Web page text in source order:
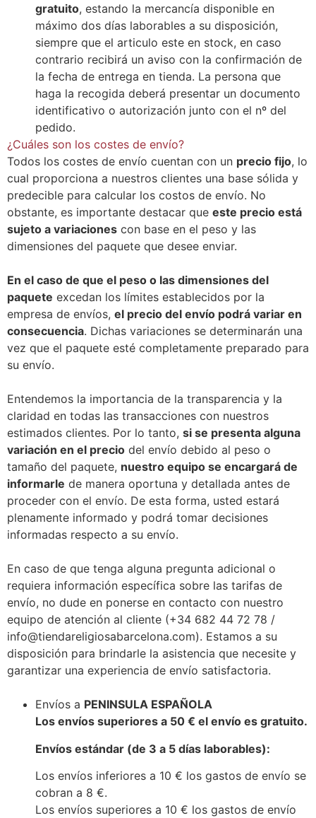
gratuito, estando la mercancía disponible en
máximo dos días laborables a su disposición,
siempre que el articulo este en stock, en caso
contrario recibirá un aviso con la confirmación de
la fecha de entrega en tienda. La persona que
haga la recogida deberá presentar un documento
identificativo o autorización junto con el nº del
pedido.
¿Cuáles son los costes de envío?
Todos los costes de envío cuentan con un precio fijo, lo
cual proporciona a nuestros clientes una base sólida y
predecible para calcular los costos de envío. No
obstante, es importante destacar que este precio está
sujeto a variaciones con base en el peso y las
dimensiones del paquete que desee enviar.
En el caso de que el peso o las dimensiones del
paquete excedan los límites establecidos por la
empresa de envíos, el precio del envío podrá variar en
consecuencia. Dichas variaciones se determinarán una
vez que el paquete esté completamente preparado para
su envío.
Entendemos la importancia de la transparencia y la
claridad en todas las transacciones con nuestros
estimados clientes. Por lo tanto, si se presenta alguna
variación en el precio del envío debido al peso o
tamaño del paquete, nuestro equipo se encargará de
informarle de manera oportuna y detallada antes de
proceder con el envío. De esta forma, usted estará
plenamente informado y podrá tomar decisiones
informadas respecto a su envío.
En caso de que tenga alguna pregunta adicional o
requiera información específica sobre las tarifas de
envío, no dude en ponerse en contacto con nuestro
equipo de atención al cliente (+34 682 44 72 78 /
info@tiendareligiosabarcelona.com). Estamos a su
disposición para brindarle la asistencia que necesite y
garantizar una experiencia de envío satisfactoria.
Envíos a PENINSULA ESPAÑOLA
Los envíos superiores a 50 € el envío es gratuito.
Envíos estándar (de 3 a 5 días laborables):
Los envíos inferiores a 10 € los gastos de envío se
cobran a 8 €.
Los envíos superiores a 10 € los gastos de envío